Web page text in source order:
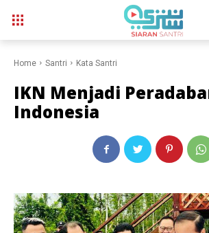
Home Santri Kata Santri
IKN Menjadi
Indonesia